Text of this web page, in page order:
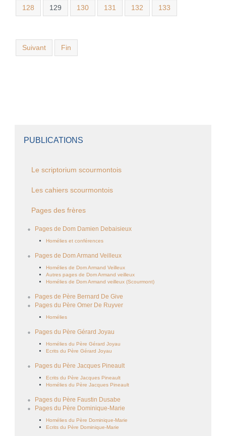
128 129 130 131 132 133
Suivant Fin
PUBLICATIONS
Le scriptorium scourmontois
Les cahiers scourmontois
Pages des frères
Pages de Dom Damien Debaisieux
Homélies et conférences
Pages de Dom Armand Veilleux
Homélies de Dom Armand Veilleux
Autres pages de Dom Armand veilleux
Homélies de Dom Armand veilleux (Scourmont)
Pages de Père Bernard De Give
Pages du Père Omer De Ruyver
Homélies
Pages du Père Gérard Joyau
Homélies du Père Gérard Joyau
Ecrits du Père Gérard Joyau
Pages du Père Jacques Pineault
Ecrits du Père Jacques Pineault
Homélies du Père Jacques Pineault
Pages du Père Faustin Dusabe
Pages du Père Dominique-Marie
Homélies du Père Dominique-Marie
Ecrits du Père Dominique-Marie